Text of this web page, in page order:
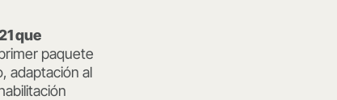
que
paquete
adaptación al